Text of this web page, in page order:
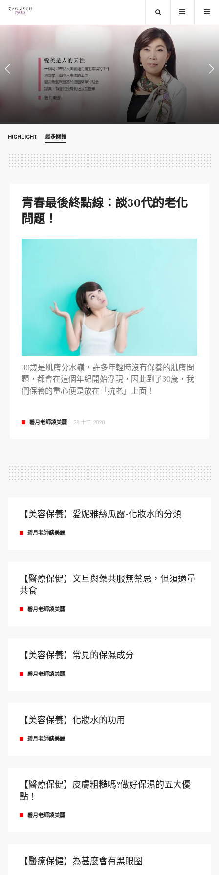
青春最後終點線：談30代的老化
問題！
30歲是肌膚分水嶺，許多年輕時沒有保養的肌膚問
題，都會在這個年紀開始浮現，因此到了30歲，我
們保養的重心便是放在「抗老」上面！
碧月老師談美麗 28 十二 2020
HIGHLIGHT 最多閱讀
【美容保養】愛妮雅絲瓜露-化妝水的分類
碧月老師談美麗
【醫療保健】文旦與藥共服無禁忌，但須適量
共食
碧月老師談美麗
【美容保養】常見的保濕成分
碧月老師談美麗
【美容保養】化妝水的功用
碧月老師談美麗
【醫療保健】皮膚粗糙嗎?做好保濕的五大優
點！
碧月老師談美麗
【醫療保健】為甚麼會有黑眼圈